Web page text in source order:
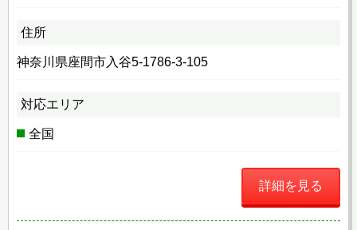
住所
神奈川県座間市入谷5-1786-3-105
対応エリア
全国
詳細を見る